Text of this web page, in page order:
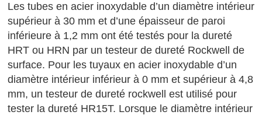
Les tubes en acier inoxydable d’un diamètre intérieur
supérieur à 30 mm et d’une épaisseur de paroi
inférieure à 1,2 mm ont été testés pour la dureté
HRT ou HRN par un testeur de dureté Rockwell de
surface. Pour les tuyaux en acier inoxydable d’un
diamètre intérieur inférieur à 0 mm et supérieur à 4,8
mm, un testeur de dureté rockwell est utilisé pour
tester la dureté HR15T. Lorsque le diamètre intérieur